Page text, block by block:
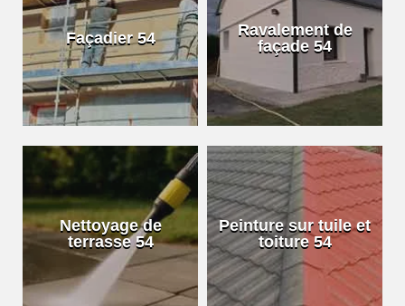
Façadier 54
Ravalement de
façade 54
Nettoyage de
terrasse 54
Peinture sur tuile et
toiture 54